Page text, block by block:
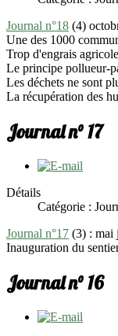
Journal n°18 (4)
Une des 1000
Trop d'engrais
Le principe pollueur-
Les déchets ne sont
La récupération des
Journal n° 17
Détails
Catégorie :
Journal n°17 (3) : mai
Inauguration du
Journal n° 16